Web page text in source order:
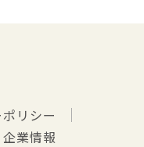
リシー
企業情報